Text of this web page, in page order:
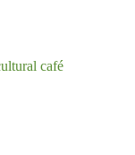
café